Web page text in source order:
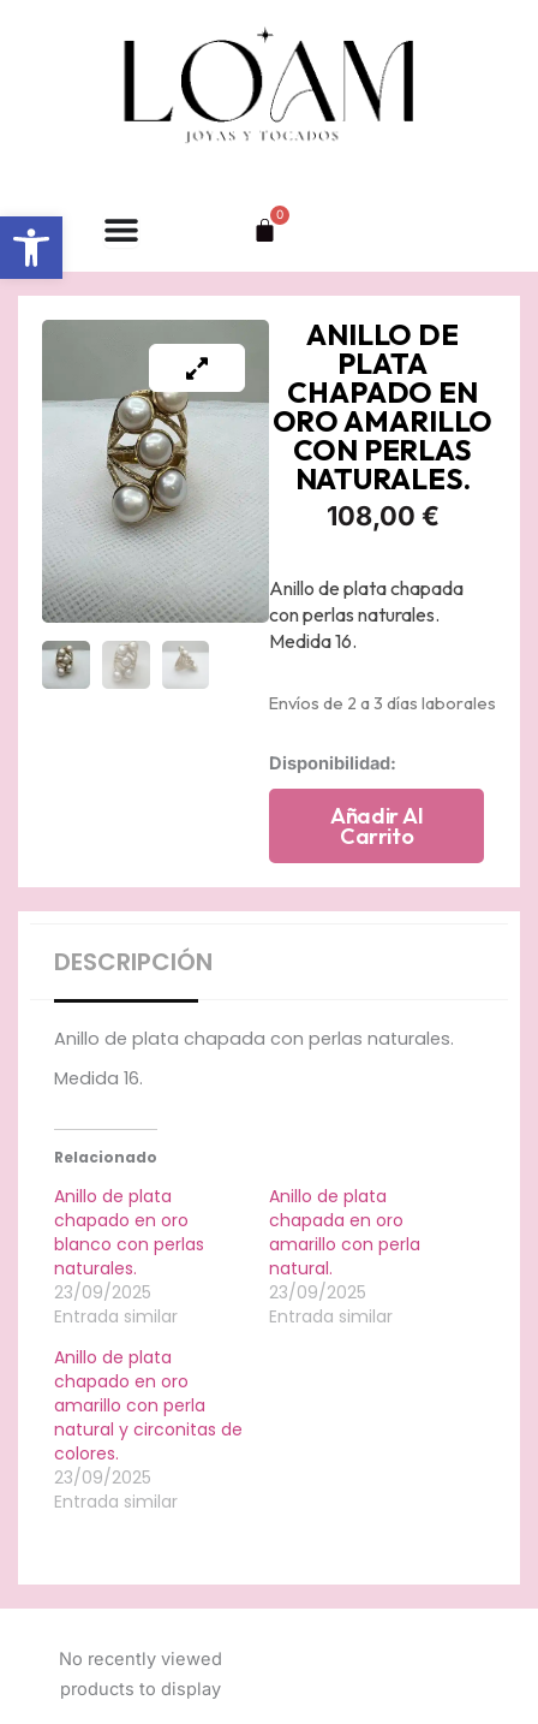
Abrir barra de herramientas 0
Carrito
ANILLO DE
PLATA
CHAPADO EN
ORO AMARILLO
CON PERLAS
NATURALES.
108,00 €
Anillo de plata chapada
con perlas naturales.
Medida 16.
Envíos de 2 a 3 días laborales
Disponibilidad:
Anillo
en
Añadir Al
Carrito
DESCRIPCIÓN
Anillo de plata chapada con perlas naturales.
Medida 16.
Relacionado
Anillo de plata
chapado en oro
blanco con perlas
naturales.
23/09/2025
Entrada similar
Anillo de plata
chapada en oro
amarillo con perla
natural.
23/09/2025
Entrada similar
Anillo de plata
chapado en oro
amarillo con perla
natural y circonitas de
colores.
23/09/2025
Entrada similar
No recently viewed
products to display